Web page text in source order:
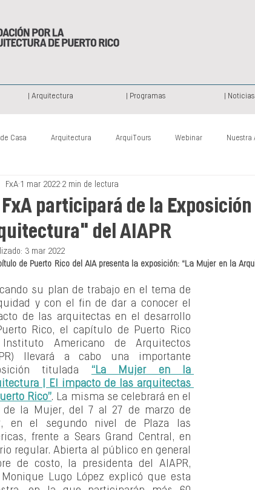
| Arquitectura | Programas | Noticias
Casa Arquitectura ArquiTours Webinar Nuestra
Publicación Patrimonio Histórico
Somos Creativos
participará de la
del AIAPR
FxA 1 mar 2022 2 min de lectura
3 mar 2022
de Puerto Rico del AIA presenta la exposición: “La Mujer en la
su plan de trabajo en el tema de
y con el fin de dar a conocer el
de las arquitectas en el desarrollo
Rico, el capítulo de Puerto Rico
Americano de Arquitectos
llevará a cabo una importante
titulada “La Mujer en la
| El impacto de las arquitectas
Rico”. La misma se celebrará en el
de la Mujer, del 7 al 27 de marzo de
en el segundo nivel de Plaza las
frente a Sears Grand Central, en
regular. Abierta al público en general
de costo, la presidenta del AIAPR,
Monique Lugo López explicó que esta